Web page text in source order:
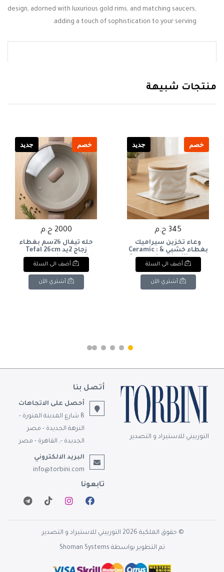
design, adorned with luxurious gold rims, and matching saucers,
adding a touch of sophistication to your serving.
منتجات شبيهة
خصم جديد
345 ج.م
وعاء تخزين سيراميك
بغطاء خشبي & : Ceramic
Storage Jar with Wooden
Lid
أضف الى السلة
أشتري الآن
خصم جديد
2000 ج.م
حله تيفال 26سم بغطاء
زجاج 2يد Tefal 26cm
saucepan with glass lid
and 2 handles
أضف الى السلة
أشتري الآن
التوربيني للاستيراد و التصدير
أتصل بنا
أحصل على الاتجاهات
8 شارع المدينة المنورة -
النزهة الجديدة - مصر
الجديدة -, القاهرة - مصر
البريد الالكتروني
info@torbini.com
تابعونا
© حقوق الملكية 2026 التوربيني للاستيراد و التصدير.
تم التطوير بواسطة Shoman Systems